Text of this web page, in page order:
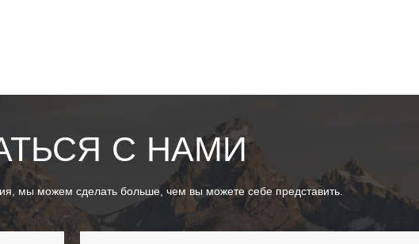
С НАМИ
мы можем сделать больше, чем вы можете себе представить.